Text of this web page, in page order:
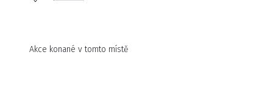
Akce konané v tomto místě